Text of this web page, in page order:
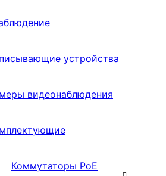
устройства
видеонаблюдения
Коммутаторы PoE